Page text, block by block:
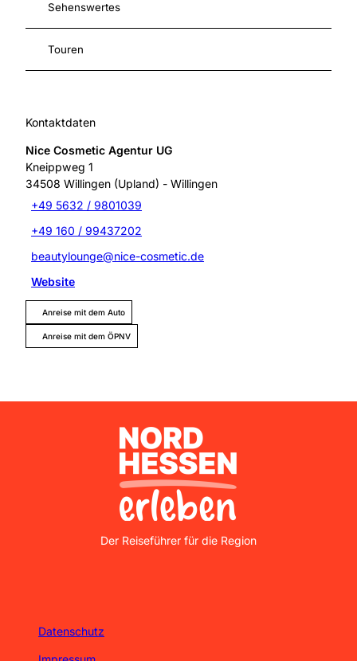
Sehenswertes
Touren
Kontaktdaten
Nice Cosmetic Agentur UG
Kneippweg 1
34508 Willingen (Upland) - Willingen
+49 5632 / 9801039
+49 160 / 99437202
beautylounge@nice-cosmetic.de
Website
Anreise mit dem Auto
Anreise mit dem ÖPNV
Nordhessen Erleben
Der Reiseführer für die Region
Datenschutz